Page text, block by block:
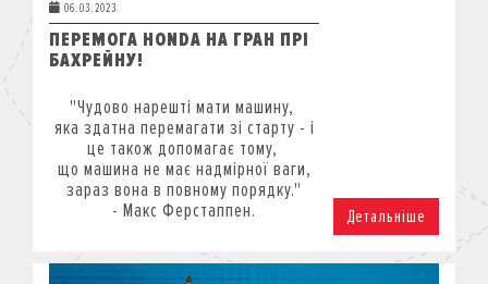
06.03.2023
ПЕРЕМОГА HONDA НА ГРАН ПРІ
БАХРЕЙНУ!
"Чудово нарешті мати машину,
яка здатна перемагати зі старту - і
це також допомагає тому,
що машина не має надмірної ваги,
зараз вона в повному порядку."
- Макс Ферстаппен. Детальніше